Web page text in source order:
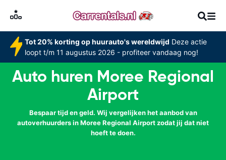
Tot 20% korting op huurauto's wereldwijd Deze actie
loopt t/m 11 augustus 2026 - profiteer vandaag nog!
Auto huren Moree Regional
Airport
Bespaar tijd en geld. Wij vergelijken het aanbod van
autoverhuurders in Moree Regional Airport zodat jij dat niet
hoeft te doen.